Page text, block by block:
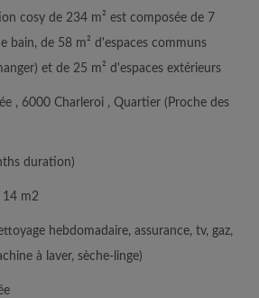
cosy de 234 m² est composée de 7
bain, de 58 m² d'espaces communs
et de 25 m² d'espaces extérieurs
, 6000 Charleroi , Quartier (Proche des
duration)
14 m2
hebdomadaire, assurance, tv, gaz,
à laver, sèche-linge)